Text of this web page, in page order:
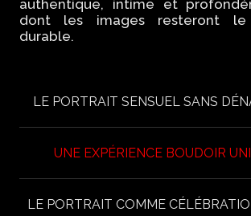
authentique, intime et
dont les images resteront le
durable.
LE PORTRAIT SENSUEL SANS
naturelle de chacun. La lumière, les
créer des images élégantes,
profondément artistiques. Chaque
UNE EXPÉRIENCE BOUDOIR
moment privilégié où l'on prend enfin le
LE PORTRAIT COMME